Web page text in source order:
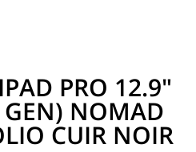
PRO 12.9"
NOMAD
CUIR NOIR